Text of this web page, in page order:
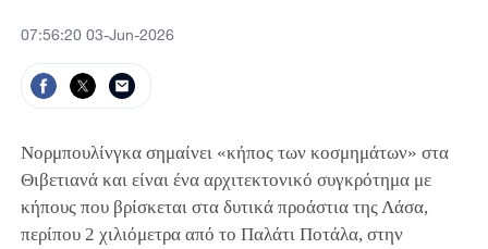
07:56:20 03-Jun-2026
Νορμπουλίνγκα σημαίνει «κήπος των κοσμημάτων» στα
Θιβετιανά και είναι ένα αρχιτεκτονικό συγκρότημα με
κήπους που βρίσκεται στα δυτικά προάστια της Λάσα,
περίπου 2 χιλιόμετρα από το Παλάτι Ποτάλα, στην